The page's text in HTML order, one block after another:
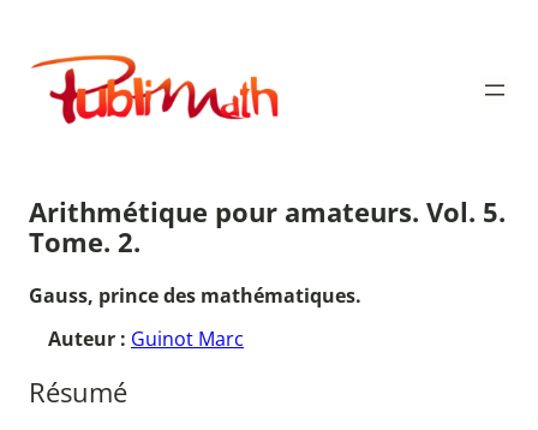
contenu
Publimath
Arithmétique pour amateurs. Vol. 5.
Tome. 2.
Gauss, prince des mathématiques.
Auteur : Guinot Marc
Résumé